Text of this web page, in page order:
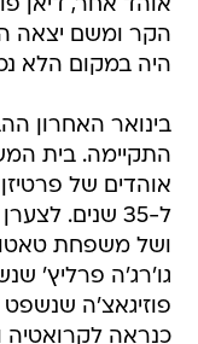
אוהד אחר, דיאן
הקר ומשם יצאה
היה במקום הלא
בינואר האחרון
אוהדים של
ל-35 שנים.
ושל משפחת טאטו,
כנראה לקרואטיה